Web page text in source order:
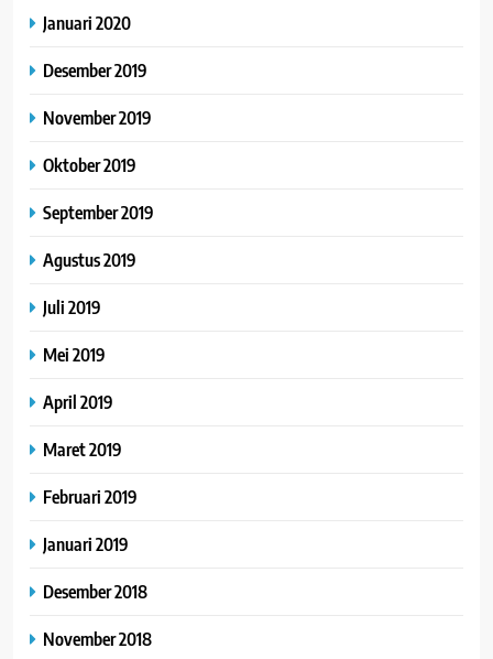
Januari 2020
Desember 2019
November 2019
Oktober 2019
September 2019
Agustus 2019
Juli 2019
Mei 2019
April 2019
Maret 2019
Februari 2019
Januari 2019
Desember 2018
November 2018